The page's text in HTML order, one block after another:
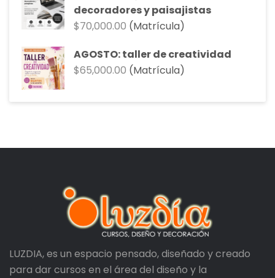
decoradores y paisajistas
$70,000.00 (Matrícula)
AGOSTO: taller de creatividad
$65,000.00 (Matrícula)
LUZDIA, es un espacio pensado, diseñado y creado
para dar cursos en el área del diseño y la